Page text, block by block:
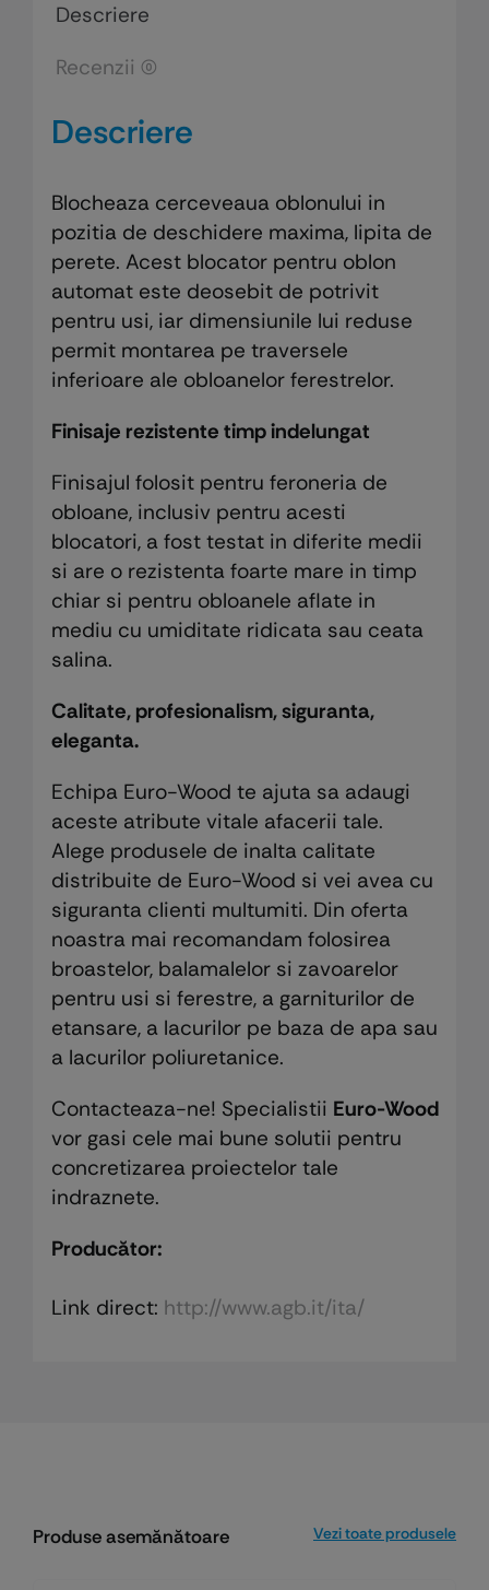
Descriere
Recenzii (0)
Descriere
Blocheaza cerceveaua oblonului in
pozitia de deschidere maxima, lipita de
perete. Acest blocator pentru oblon
automat este deosebit de potrivit
pentru usi, iar dimensiunile lui reduse
permit montarea pe traversele
inferioare ale obloanelor ferestrelor.
Finisaje rezistente timp indelungat
Finisajul folosit pentru feroneria de
obloane, inclusiv pentru acesti
blocatori, a fost testat in diferite medii
si are o rezistenta foarte mare in timp
chiar si pentru obloanele aflate in
mediu cu umiditate ridicata sau ceata
salina.
Calitate, profesionalism, siguranta,
eleganta.
Echipa Euro-Wood te ajuta sa adaugi
aceste atribute vitale afacerii tale.
Alege produsele de inalta calitate
distribuite de Euro-Wood si vei avea cu
siguranta clienti multumiti. Din oferta
noastra mai recomandam folosirea
broastelor, balamalelor si zavoarelor
pentru usi si ferestre, a garniturilor de
etansare, a lacurilor pe baza de apa sau
a lacurilor poliuretanice.
Contacteaza-ne! Specialistii Euro-Wood
vor gasi cele mai bune solutii pentru
concretizarea proiectelor tale
indraznete.
Producător:
Link direct: http://www.agb.it/ita/
Produse asemănătoare Vezi toate produsele